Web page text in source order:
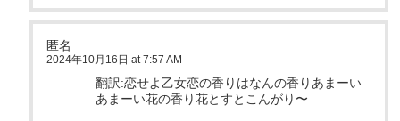
匿名
2024年10月16日 at 7:57 AM
翻訳:恋せよ乙女恋の香りはなんの香りあまーい
あまーい花の香り花とすとこんがり〜